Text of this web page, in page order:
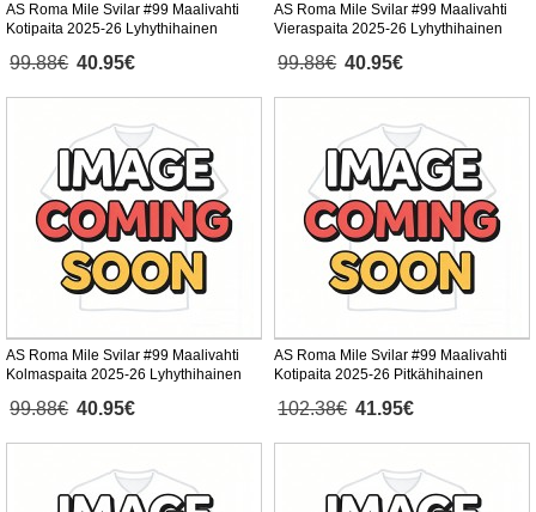
AS Roma Mile Svilar #99 Maalivahti
Kotipaita 2025-26 Lyhythihainen
99.88€ 40.95€
AS Roma Mile Svilar #99 Maalivahti
Vieraspaita 2025-26 Lyhythihainen
99.88€ 40.95€
AS Roma Mile Svilar #99 Maalivahti
Kolmaspaita 2025-26 Lyhythihainen
99.88€ 40.95€
AS Roma Mile Svilar #99 Maalivahti
Kotipaita 2025-26 Pitkähihainen
102.38€ 41.95€